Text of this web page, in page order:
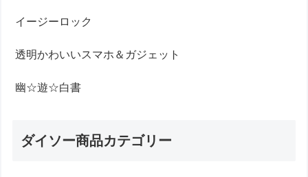
イージーロック
透明かわいいスマホ＆ガジェット
幽☆遊☆白書
ダイソー商品カテゴリー